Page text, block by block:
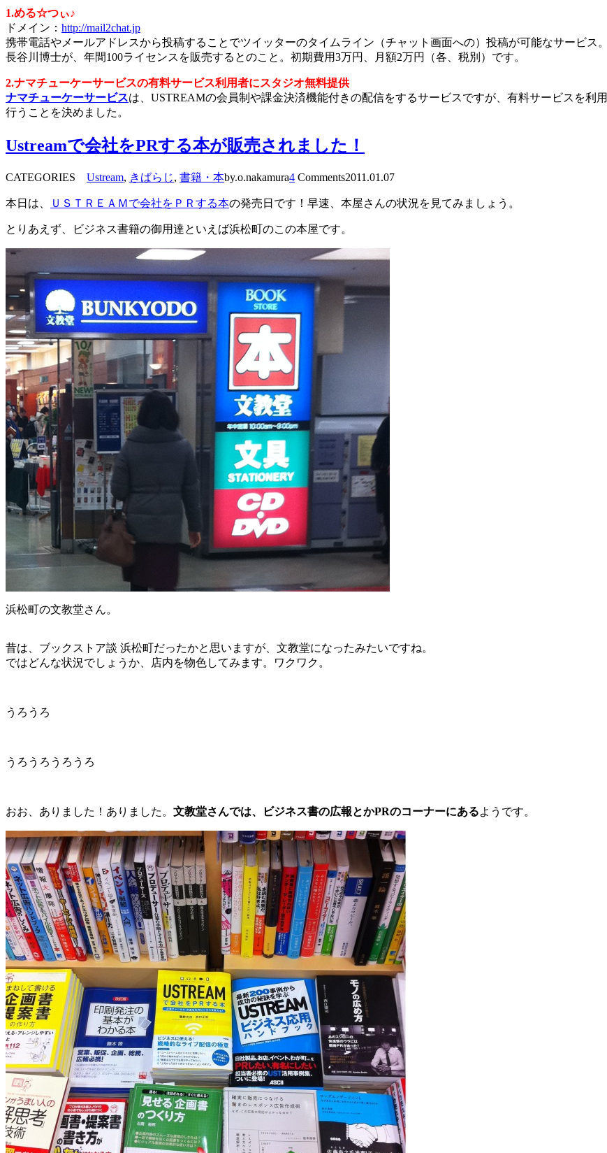
1.める☆つぃ♪
ドメイン： http://mail2chat.jp
携帯電話やメールアドレスから投稿することでツイッターのタイムライン（チャット画面への）投稿が可能なサービス。
長谷川博士が、年間100ライセンスを販売するとのこと。初期費用3万円、月額2万円（各、税別）です。
2.ナマチューケーサービスの有料サービス利用者にスタジオ無料提供
ナマチューケーサービスは、USTREAMの会員制や課金決済機能付きの配信をするサービスですが、有料サービスを利
行うことを決めました。
Ustreamで会社をPRする本が販売されました！
CATEGORIES Ustream, きばらじ, 書籍・本by.o.nakamura4 Comments2011.01.07
本日は、 ＵＳＴＲＥＡＭで会社をＰＲする本の発売日です！早速、本屋さんの状況を見てみましょう。
とりあえず、ビジネス書籍の御用達といえば浜松町のこの本屋です。
浜松町の文教堂さん。
昔は、ブックストア談 浜松町だったかと思いますが、文教堂になったみたいですね。
ではどんな状況でしょうか、店内を物色してみます。ワクワク。
うろうろ
うろうろうろうろ
おお、ありました！ありました。 文教堂さんでは、ビジネス書の広報とかPRのコーナーにあるようです。